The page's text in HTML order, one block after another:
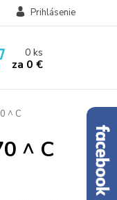
Prihlásenie
0ks
za 0 €
^ C
^ C